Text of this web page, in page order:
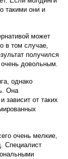
такими они и
может
в том случае,
получился
довольным.
однако
Она
зависит от таких
очень мелкие,
Специалист